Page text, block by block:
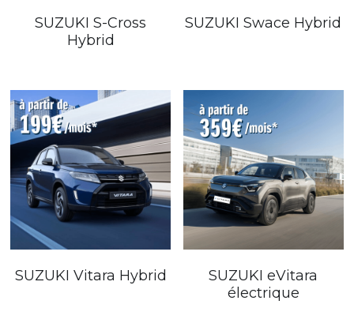
SUZUKI S-Cross
Hybrid
SUZUKI Swace Hybrid
SUZUKI Vitara Hybrid
SUZUKI eVitara
électrique